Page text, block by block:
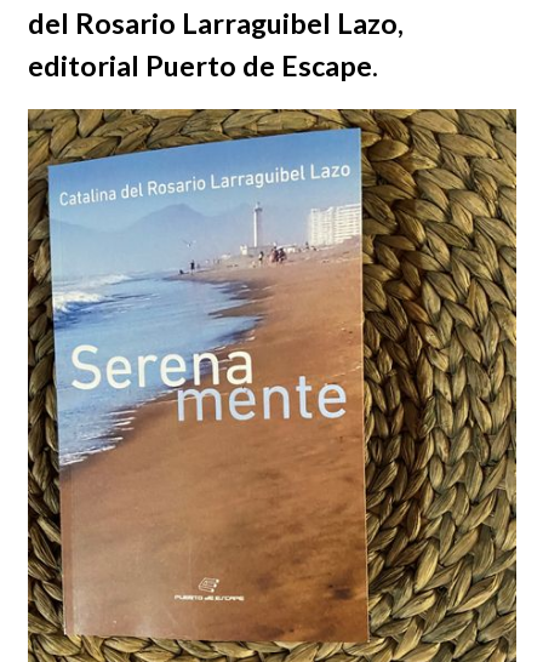
del Rosario Larraguibel Lazo,
editorial Puerto de Escape.